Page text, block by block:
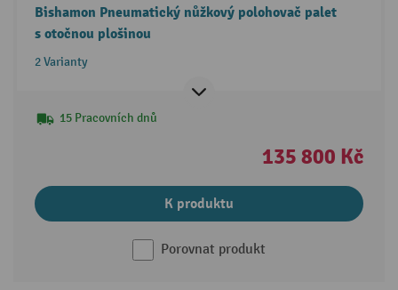
Bishamon Pneumatický nůžkový polohovač palet
s otočnou plošinou
2 Varianty
15 Pracovních dnů
135 800 Kč
K produktu
Porovnat produkt